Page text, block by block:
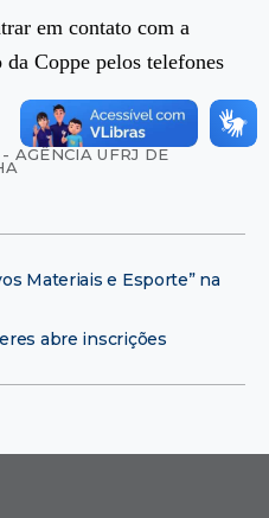
em contato com a
Coppe pelos telefones
AGÊNCIA UFRJ DE
Materiais e Esporte” na
abre inscrições